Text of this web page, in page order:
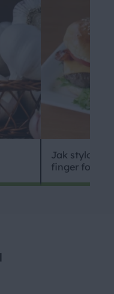
Jak stylowo
finger food?